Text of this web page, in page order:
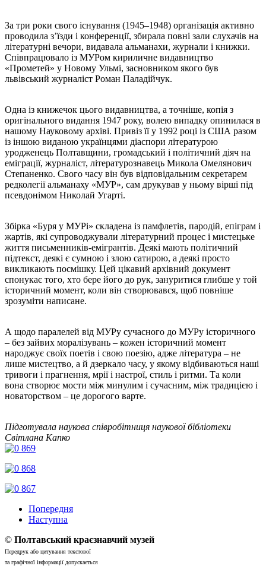
За три роки свого існування (1945–1948) організація активно
проводила з’їзди і конференції, збирала повні зали слухачів на
літературні вечори, видавала альманахи, журнали і книжки.
Співпрацювало із МУРом кириличне видавництво
«Прометей» у Новому Ульмі, засновником якого був
львівський журналіст Роман Паладійчук.
Одна із книжечок цього видавництва, а точніше, копія з
оригінального видання 1947 року, волею випадку опинилася в
нашому Науковому архіві. Привіз її у 1992 році із США разом
із іншою виданою українцями діаспори літературою
уродженець Полтавщини, громадський і політичний діяч на
еміграції, журналіст, літературознавець Микола Омелянович
Степаненко. Свого часу він був відповідальним секретарем
редколегії альманаху «МУР», сам друкував у ньому вірші під
псевдонімом Николай Угарті.
Збірка «Буря у МУРі» складена із памфлетів, пародій, епіграм і
жартів, які супроводжували літературний процес і мистецьке
життя письменників-емігрантів. Деякі мають політичний
підтекст, деякі є сумною і злою сатирою, а деякі просто
викликають посмішку. Цей цікавий архівний документ
спонукає того, хто бере його до рук, зануритися глибше у той
історичний момент, коли він створювався, щоб повніше
зрозуміти написане.
А щодо паралелей від МУРу сучасного до МУРу історичного
– без зайвих моралізувань – кожен історичний момент
народжує своїх поетів і свою поезію, адже література – не
лише мистецтво, а й дзеркало часу, у якому відбиваються наші
тривоги і прагнення, мрії і настрої, стиль і ритми. Та коли
вона створює мости між минулим і сучасним, між традицією і
новаторством – це дорогого варте.
Підготувала наукова співробітниця наукової бібліотеки
Світлана Капко
Попередня
Наступна
© Полтавський краєзнавчий музей
Передрук або цитування текстової
та графічної інформації допускається